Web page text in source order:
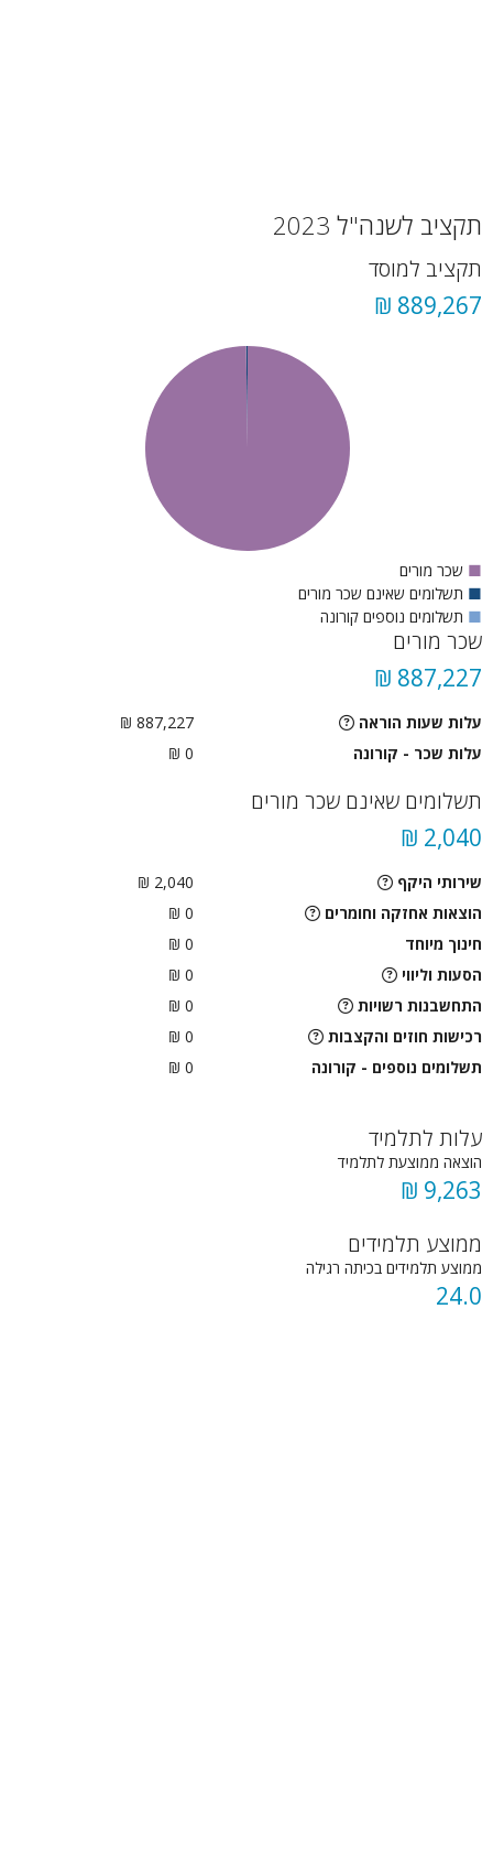
תקציב לשנה"ל 2023
תקציב למוסד
889,267 ₪
■ שכר מורים
■ תשלומים שאינם שכר מורים
■ תשלומים נוספים קורונה
שכר מורים
887,227 ₪
עלות שעות הוראה
887,227 ₪
עלות שכר - קורונה
0 ₪
תשלומים שאינם שכר מורים
2,040 ₪
שירותי היקף
2,040 ₪
הוצאות אחזקה וחומרים
0 ₪
חינוך מיוחד
0 ₪
הסעות וליווי
0
₪
התחשבנות רשויות
0
₪
רכישות חוזים והקצבות
0 ₪
תשלומים נוספים - קורונה
0 ₪
עלות לתלמיד
הוצאה ממוצעת לתלמיד
9,263 ₪
ממוצע תלמידים
ממוצע תלמידים בכיתה רגילה
24.0